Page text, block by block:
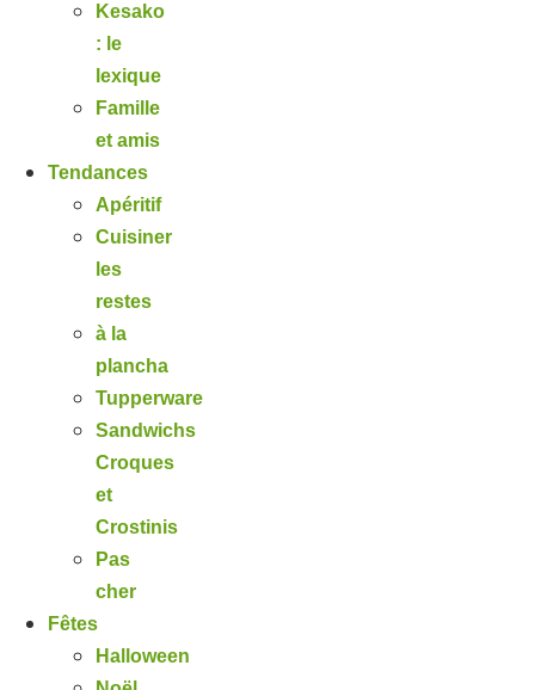
Kesako
: le
lexique
Famille
et amis
Tendances
Apéritif
Cuisiner
les
restes
à la
plancha
Tupperware
Sandwichs
Croques
et
Crostinis
Pas
cher
Fêtes
Halloween